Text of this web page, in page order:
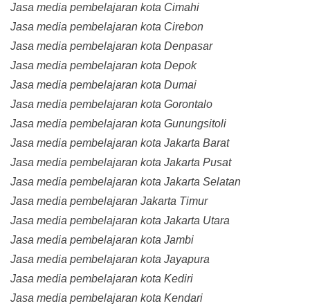
Jasa media pembelajaran kota Cimahi
Jasa media pembelajaran kota Cirebon
Jasa media pembelajaran kota Denpasar
Jasa media pembelajaran kota Depok
Jasa media pembelajaran kota Dumai
Jasa media pembelajaran kota Gorontalo
Jasa media pembelajaran kota Gunungsitoli
Jasa media pembelajaran kota Jakarta Barat
Jasa media pembelajaran kota Jakarta Pusat
Jasa media pembelajaran kota Jakarta Selatan
Jasa media pembelajaran Jakarta Timur
Jasa media pembelajaran kota Jakarta Utara
Jasa media pembelajaran kota Jambi
Jasa media pembelajaran kota Jayapura
Jasa media pembelajaran kota Kediri
Jasa media pembelajaran kota Kendari